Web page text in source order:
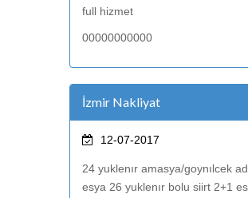
full hizmet
00000000000
İzmir Nakliyat
12-07-2017
24 yuklenır amasya/goynılcek
esya 26 yuklenır bolu siirt 2+1